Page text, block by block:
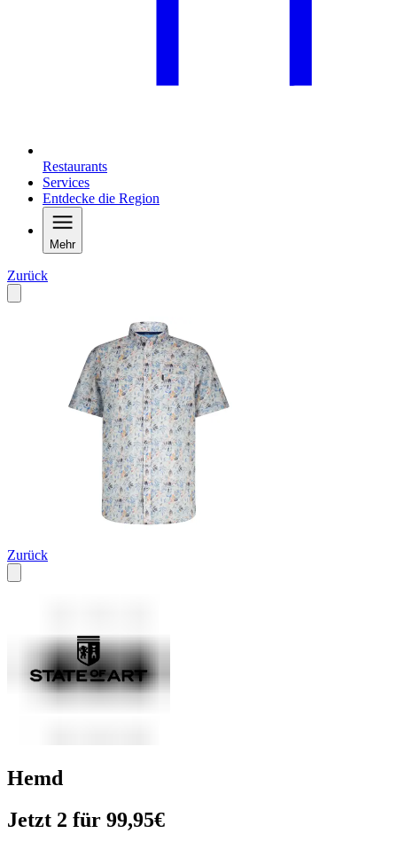
Restaurants
Services
Entdecke die Region
Mehr
Zurück
Zurück
Hemd
Jetzt 2 für 99,95€